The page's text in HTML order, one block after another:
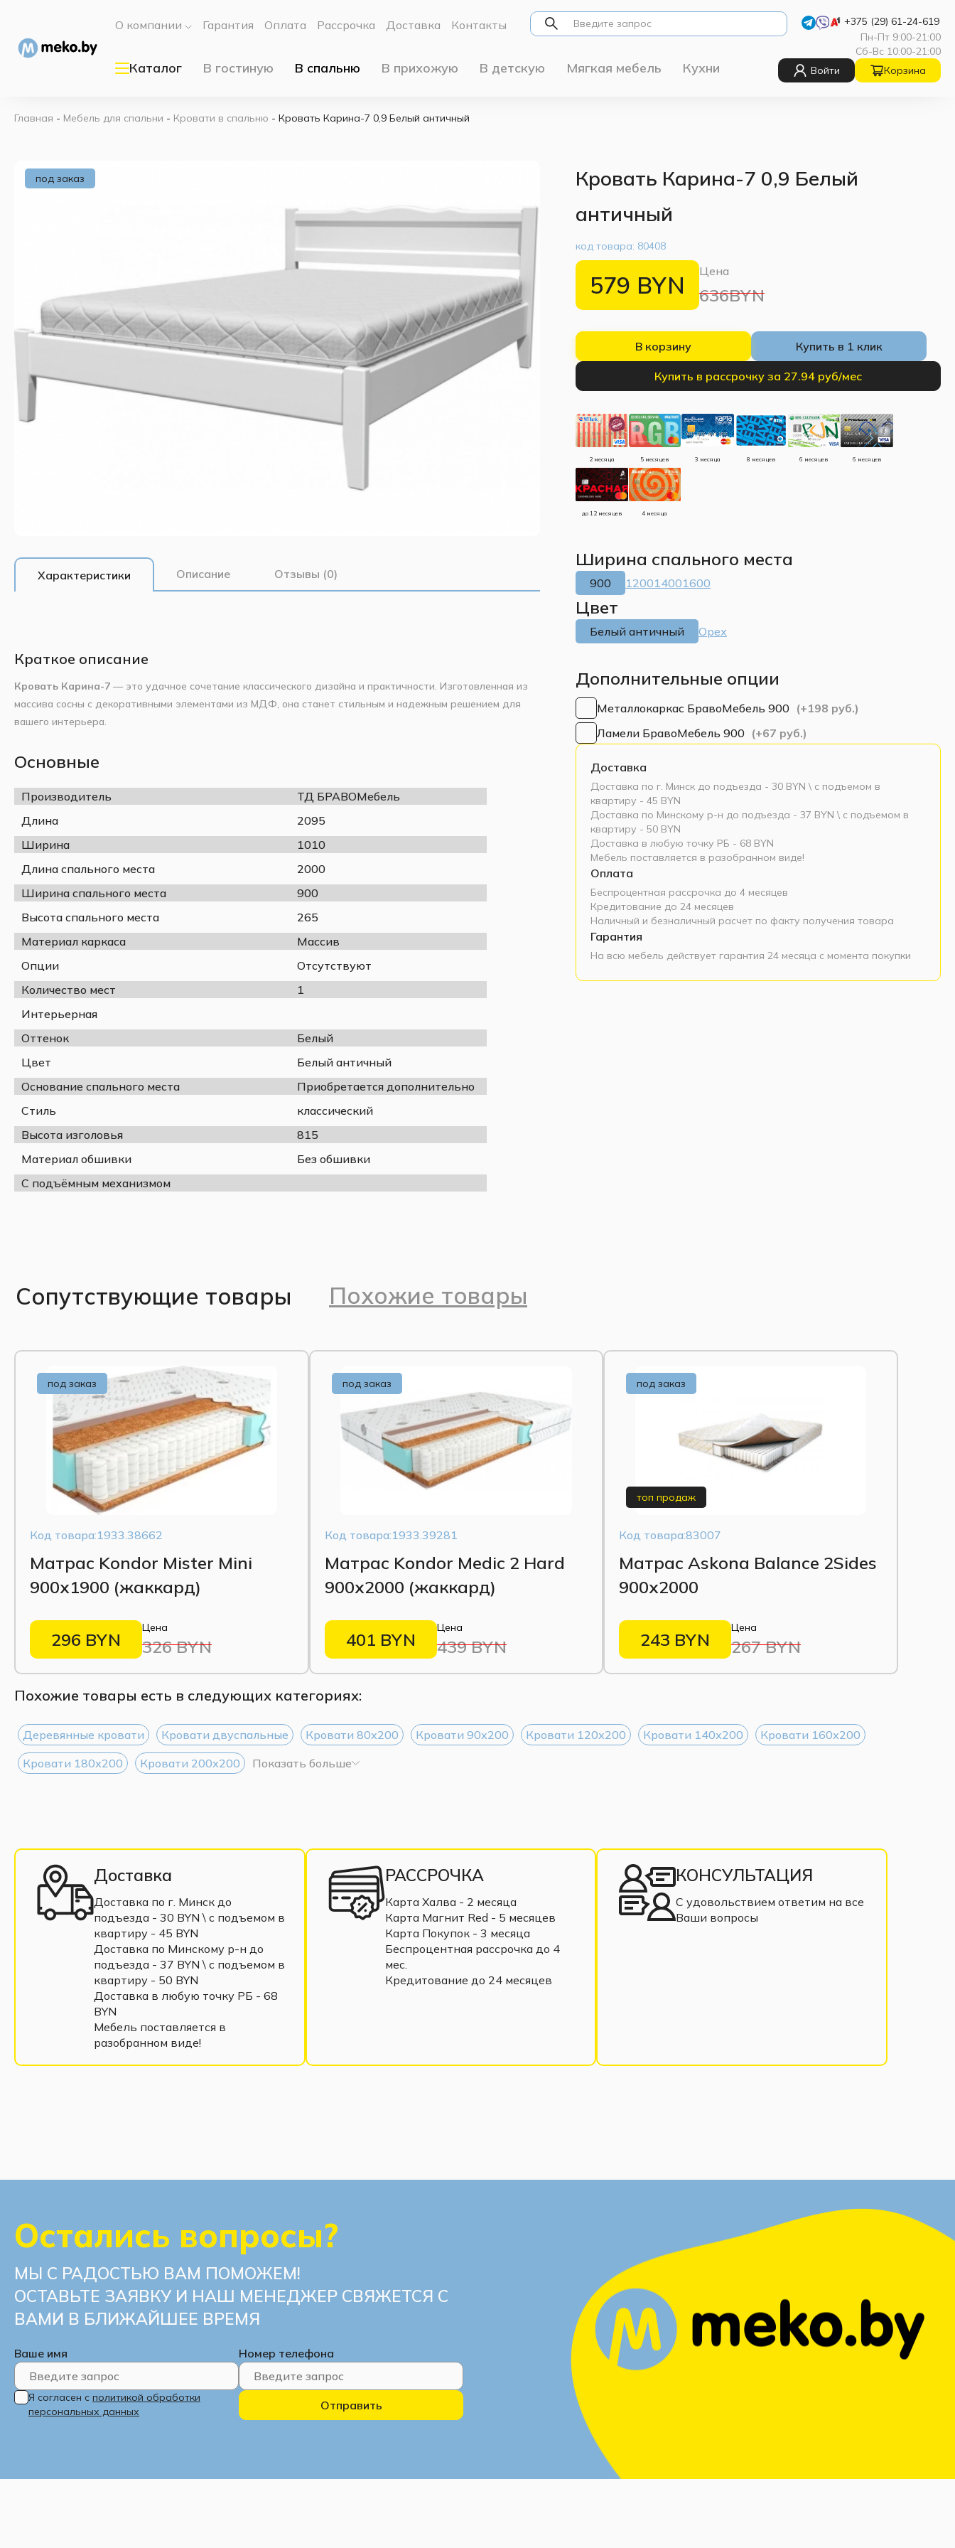
О компании Гарантия Оплата Рассрочка Доставка Контакты
+375 (29) 61-24-619
Пн-Пт 9:00-21:00
Сб-Вс 10:00-21:00
Каталог В гостиную В спальню В прихожую В детскую Мягкая мебель Кухни Войти Корзина
Главная - Мебель для спальни - Кровати в спальню - Кровать Карина-7 0,9 Белый античный
под заказ
Характеристики Описание Отзывы (0)
Краткое описание
Кровать Карина-7 — это удачное сочетание классического дизайна и практичности. Изготовленная из
массива сосны с декоративными элементами из МДФ, она станет стильным и надежным решением для
вашего интерьера.
не только удобна, но и эстетически привлекательна. Компактные размеры делают её идеальной для
Модель может быть дополнена
спальным гарнитуром "Лакированный"или
Указанная цена
каркасу кровати
В качестве основания под матрас можно выбрать
металлокаркас
варианта обеспечивают надежную поддержку и комфорт.
Дополнительновы можете приобрестиматрасв нашем интернет-магазине, подобрав подходящий по
размеру и уровню жесткости.
Цвет:
Белый античный
Спецификация:
Длина, мм
Ширина, мм
Высота, мм
Спальное место, мм
Материал
Массив сосны, МДФ
Гарантия
18 месяцев
Основные
Производитель
ТД БРАВОМебель
Длина
2095
Ширина
1010
Длина спального места
2000
Ширина спального места
900
Высота спального места
265
Материал каркаса
Массив
Опции
Отсутствуют
Количество мест
1
Интерьерная
Оттенок
Белый
Цвет
Белый античный
Основание спального места
Приобретается дополнительно
Стиль
классический
Высота изголовья
815
Материал обшивки
Без обшивки
С подъёмным механизмом
Кровать Карина-7 0,9 Белый
античный
код товара: 80408
579 BYN Цена
636BYN
В корзину Купить в 1 клик
Купить в рассрочку за 27.94 руб/мес
2 месяца 5 месяцев 3 месяца 8 месяцев 6 месяцев 6 месяцев
до 12 месяцев 4 месяца
Ширина спального места
900 120014001600
Цвет
Белый античный Орех
Дополнительные опции
Металлокаркас БравоМебель 900 (+198 руб.)
Ламели БравоМебель 900 (+67 руб.)
Доставка
Доставка по г. Минск до подъезда - 30 BYN \ c подъемом в
квартиру - 45 BYN
Доставка по Минскому р-н до подъезда - 37 BYN \ c подъемом в
квартиру - 50 BYN
Доставка в любую точку РБ - 68 BYN
Мебель поставляется в разобранном виде!
Оплата
Беспроцентная рассрочка до 4 месяцев
Кредитование до 24 месяцев
Наличный и безналичный расчет по факту получения товара
Гарантия
На всю мебель действует гарантия 24 месяца с момента покупки
Сопутствующие товары Похожие товары
под заказ
Код товара:1933.38662
Матрас Kondor Mister Mini
900x1900 (жаккард)
Цена
326 BYN
296 BYN
под заказ
Код товара:1933.39281
Матрас Kondor Medic 2 Hard
900x2000 (жаккард)
Цена
439 BYN
401 BYN
топ продаж
под заказ
Код товара:83007
Матрас Askona Balance 2Sides
900х2000
Цена
267 BYN
243 BYN
Похожие товары есть в следующих категориях:
Деревянные кровати Кровати двуспальные Кровати 80х200 Кровати 90х200 Кровати 120х200 Кровати 140х200
Кровати 160х200
Кровати 180х200
Кровати 200х200 Показать больше
Доставка
Доставка по г. Минск до
подъезда - 30 BYN \ c подъемом в
квартиру - 45 BYN
Доставка по Минскому р-н до
подъезда - 37 BYN \ c подъемом в
квартиру - 50 BYN
Доставка в любую точку РБ - 68
BYN
Мебель поставляется в
разобранном виде!
РАССРОЧКА
Карта Халва - 2 месяца
Карта Магнит Red - 5 месяцев
Карта Покупок - 3 месяца
Беспроцентная рассрочка до 4
мес.
Кредитование до 24 месяцев
КОНСУЛЬТАЦИЯ
С удовольствием ответим на все
Ваши вопросы
Остались вопросы?
МЫ С РАДОСТЬЮ ВАМ ПОМОЖЕМ!
ОСТАВЬТЕ ЗАЯВКУ И НАШ МЕНЕДЖЕР СВЯЖЕТСЯ С
ВАМИ В БЛИЖАЙШЕЕ ВРЕМЯ
Ваше имя Номер телефона
Я согласен с политикой обработки
персональных данных
Отправить